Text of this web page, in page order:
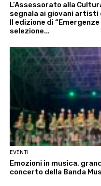
L’Assessorato alla
segnala ai giovani
II edizione di
selezione...
EVENTI
Emozioni in musica,
concerto della Banda